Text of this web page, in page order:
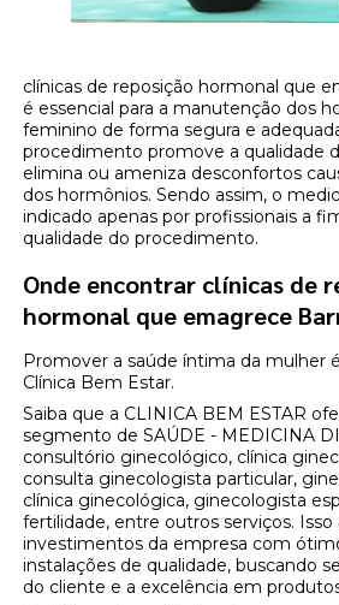
clínicas de reposição hormonal que
é essencial para a manutenção dos
feminino de forma segura e
procedimento promove a qualidade
elimina ou ameniza desconfortos
dos hormônios. Sendo assim, o
indicado apenas por profissionais a
qualidade do procedimento.
Onde encontrar clínicas de
hormonal que emagrece
Promover a saúde íntima da mulher
Clínica Bem Estar.
Saiba que a CLINICA BEM ESTAR
segmento de SAÚDE - MEDICINA
consultório ginecológico, clínica
consulta ginecologista particular,
clínica ginecológica, ginecologista
fertilidade, entre outros serviços.
investimentos da empresa com
instalações de qualidade, buscando
do cliente e a excelência em